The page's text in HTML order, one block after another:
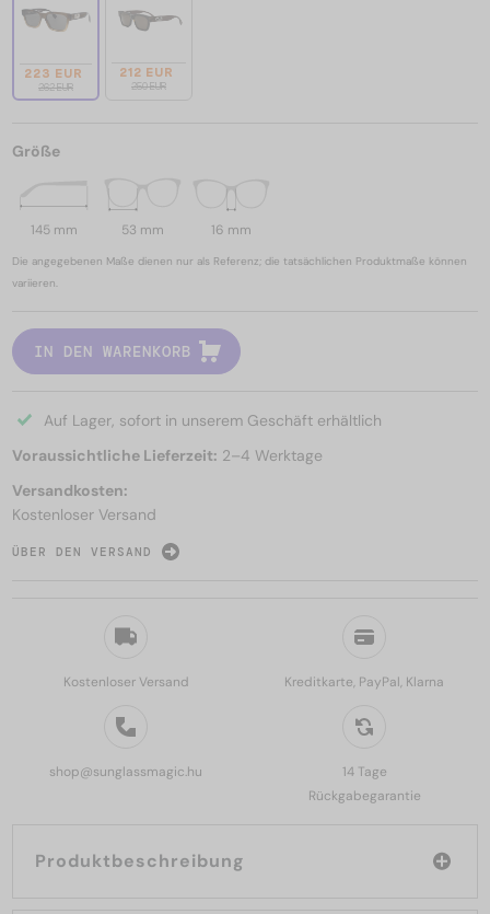
Kostenloser Versand Kreditkarte, PayPal, Klarna
shop@sunglassmagic.hu
14 Tage
Rückgabegarantie
Produktbeschreibung
223 EUR
262 EUR
212 EUR
250 EUR
Größe
145 mm 53 mm 16 mm
Die angegebenen Maße dienen nur als Referenz; die tatsächlichen Produktmaße können
variieren.
IN DEN WARENKORB
Auf Lager, sofort in unserem Geschäft erhältlich
Voraussichtliche Lieferzeit: 2–4 Werktage
Versandkosten:
Kostenloser Versand
ÜBER DEN VERSAND